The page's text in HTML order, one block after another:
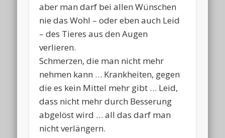
aber man darf bei allen Wünschen
nie das Wohl – oder eben auch Leid
– des Tieres aus den Augen
verlieren.
Schmerzen, die man nicht mehr
nehmen kann … Krankheiten, gegen
die es kein Mittel mehr gibt … Leid,
dass nicht mehr durch Besserung
abgelöst wird … all das darf man
nicht verlängern.